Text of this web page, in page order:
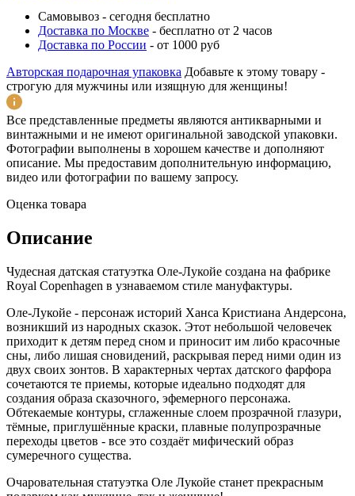
Самовывоз - сегодня бесплатно
Доставка по Москве - бесплатно от 2 часов
Доставка по России - от 1000 руб
Авторская подарочная упаковка Добавьте к этому товару -
строгую для мужчины или изящную для женщины!
Все представленные предметы являются антикварными и
винтажными и не имеют оригинальной заводской упаковки.
Фотографии выполнены в хорошем качестве и дополняют
описание. Мы предоставим дополнительную информацию,
видео или фотографии по вашему запросу.
Оценка товара
Описание
Чудесная датская статуэтка Оле-Лукойе создана на фабрике
Royal Copenhagen в узнаваемом стиле мануфактуры.
Оле-Лукойе - персонаж историй Ханса Кристиана Андерсона,
возникший из народных сказок. Этот небольшой человечек
приходит к детям перед сном и приносит им либо красочные
сны, либо лишая сновидений, раскрывая перед ними один из
двух своих зонтов. В характерных чертах датского фарфора
сочетаются те приемы, которые идеально подходят для
создания образа сказочного, эфемерного персонажа.
Обтекаемые контуры, сглаженные слоем прозрачной глазури,
тёмные, приглушённые краски, плавные полупрозрачные
переходы цветов - все это создаёт мифический образ
сумеречного существа.
Очаровательная статуэтка Оле Лукойе станет прекрасным